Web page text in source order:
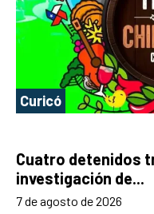
Curicó
Cuatro detenidos
investigación de...
7 de agosto de 2026